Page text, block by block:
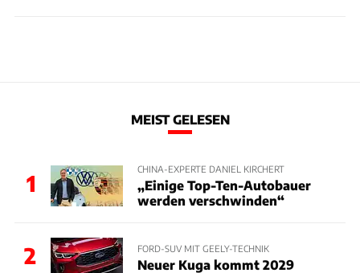
MEIST GELESEN
1
CHINA-EXPERTE DANIEL KIRCHERT
„Einige Top-Ten-Autobauer
werden verschwinden“
2 FORD-SUV MIT GEELY-TECHNIK
Neuer Kuga kommt 2029